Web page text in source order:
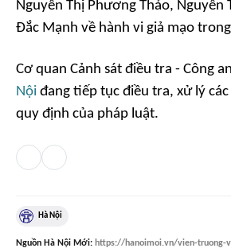
Nguyễn Thị Phương Thảo, Nguyễn
Đắc Mạnh về hành vi giả mạo
Cơ quan Cảnh sát điều tra - Công
Nội đang tiếp tục điều tra, xử lý
quy định của pháp luật.
Hà Nội
Nguồn Hà Nội Mới: https://hanoimoi.vn/vien-truong-